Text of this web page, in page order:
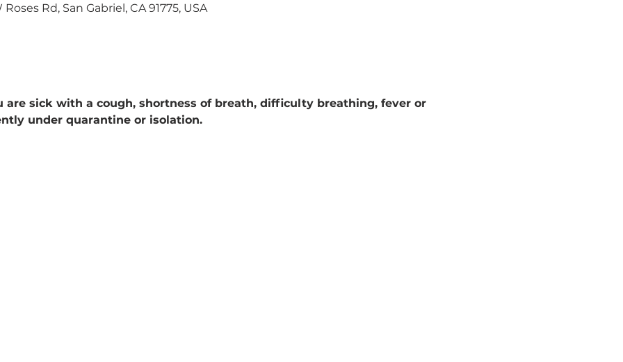
Rd, San Gabriel, CA 91775, USA
are sick with a cough, shortness of breath, difficulty breathing, fever or
under quarantine or isolation.